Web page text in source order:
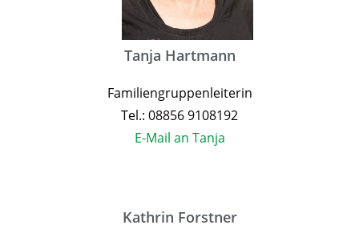
Tanja Hartmann
Familiengruppenleiterin
Tel.: 08856 9108192
E-Mail an Tanja
Kathrin Forstner